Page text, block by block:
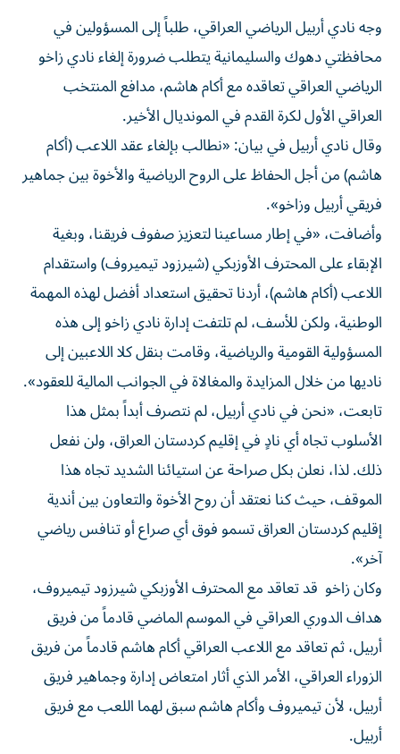
وجه نادي أربيل الرياضي العراقي، طلباً إلى المسؤولين في
محافظتي دهوك والسليمانية يتطلب ضرورة إلغاء نادي زاخو
الرياضي العراقي تعاقده مع أكام هاشم، مدافع المنتخب
العراقي الأول لكرة القدم في المونديال الأخير.
وقال نادي أربيل في بيان: «️نطالب بإلغاء عقد اللاعب (أكام
هاشم) من أجل الحفاظ على الروح الرياضية والأخوة بين جماهير
فريقي أربيل وزاخو».
وأضافت، «في إطار مساعينا لتعزيز صفوف فريقنا، وبغية
الإبقاء على المحترف الأوزبكي (شيرزود تيميروف) واستقدام
اللاعب (أكام هاشم)، أردنا تحقيق استعداد أفضل لهذه المهمة
الوطنية، ولكن للأسف، لم تلتفت إدارة نادي زاخو إلى هذه
المسؤولية القومية والرياضية، وقامت بنقل كلا اللاعبين إلى
ناديها من خلال المزايدة والمغالاة في الجوانب المالية للعقود».
تابعت، «نحن في نادي أربيل، لم نتصرف أبداً بمثل هذا
الأسلوب تجاه أي نادٍ في إقليم كردستان العراق، ولن نفعل
ذلك. لذا، نعلن بكل صراحة عن استيائنا الشديد تجاه هذا
الموقف، حيث كنا نعتقد أن روح الأخوة والتعاون بين أندية
إقليم كردستان العراق تسمو فوق أي صراع أو تنافس رياضي
آخر».
وكان زاخو قد تعاقد مع المحترف الأوزبكي شيرزود تيميروف،
هداف الدوري العراقي في الموسم الماضي قادماً من فريق
أربيل، ثم تعاقد مع اللاعب العراقي أكام هاشم قادماً من فريق
الزوراء العراقي، الأمر الذي أثار امتعاض إدارة وجماهير فريق
أربيل، لأن تيميروف وأكام هاشم سبق لهما اللعب مع فريق
أربيل.